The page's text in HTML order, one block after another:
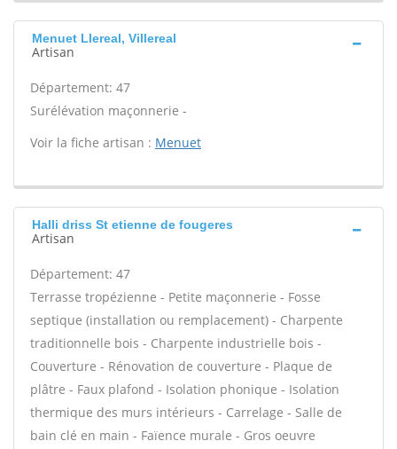
Menuet Llereal, Villereal
Artisan
Département: 47
Surélévation maçonnerie -
Voir la fiche artisan : Menuet
Halli driss St etienne de fougeres
Artisan
Département: 47
Terrasse tropézienne - Petite maçonnerie - Fosse
septique (installation ou remplacement) - Charpente
traditionnelle bois - Charpente industrielle bois -
Couverture - Rénovation de couverture - Plaque de
plâtre - Faux plafond - Isolation phonique - Isolation
thermique des murs intérieurs - Carrelage - Salle de
bain clé en main - Faïence murale - Gros oeuvre